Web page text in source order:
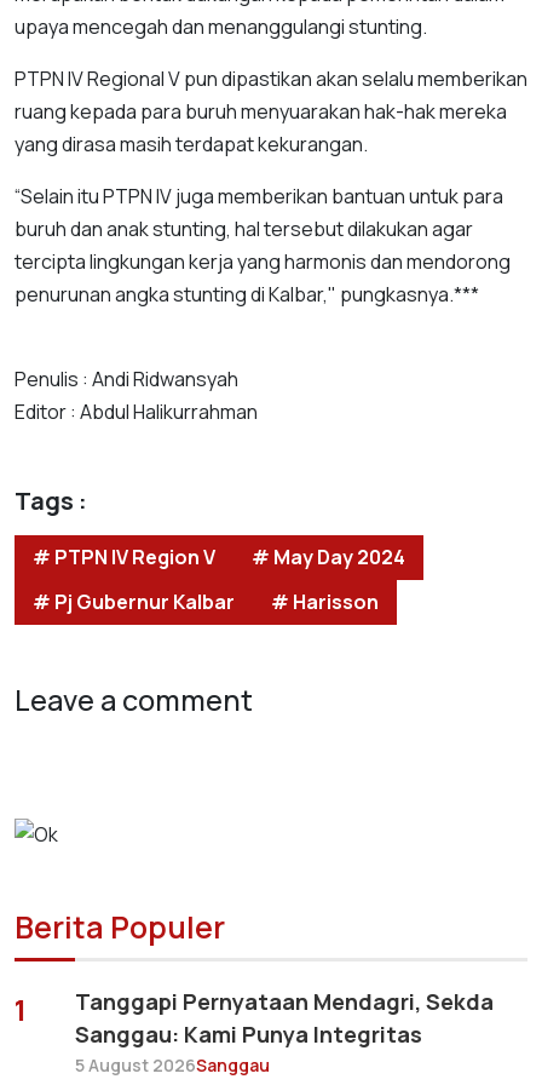
upaya mencegah dan menanggulangi stunting.
PTPN IV Regional V pun dipastikan akan selalu memberikan
ruang kepada para buruh menyuarakan hak-hak mereka
yang dirasa masih terdapat kekurangan.
“Selain itu PTPN IV juga memberikan bantuan untuk para
buruh dan anak stunting, hal tersebut dilakukan agar
tercipta lingkungan kerja yang harmonis dan mendorong
penurunan angka stunting di Kalbar," pungkasnya.***
Penulis : Andi Ridwansyah
Editor : Abdul Halikurrahman
Tags :
# PTPN IV Region V
# May Day 2024
# Pj Gubernur Kalbar
# Harisson
Leave a comment
Berita Populer
1
Tanggapi Pernyataan Mendagri, Sekda
Sanggau: Kami Punya Integritas
5 August 2026Sanggau